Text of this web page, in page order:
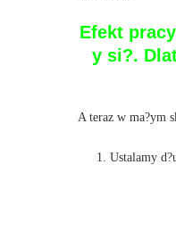
Efekt
y si?.
A teraz w ma?ym
Ustalamy